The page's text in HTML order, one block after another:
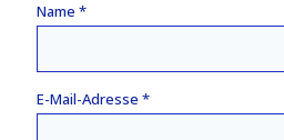
Name *
E-Mail-Adresse *